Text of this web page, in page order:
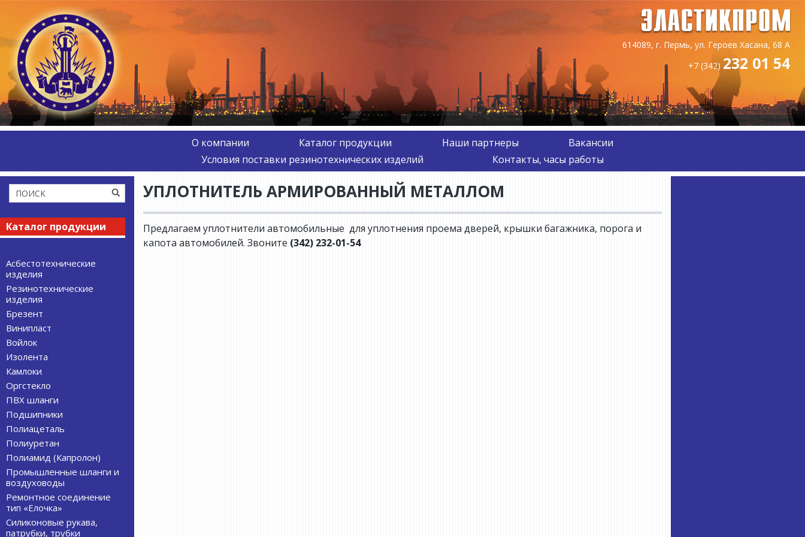
614089, г. Пермь, ул. Героев Хасана, 68 А
+7 (342) 232 01 54
О компании Каталог продукции Наши партнеры
Вакансии
Условия поставки резинотехнических изделий
Контакты, часы работы
Каталог продукции
Асбестотехнические
изделия
Резинотехнические
изделия
Брезент
Винипласт
Войлок
Изолента
Камлоки
Оргстекло
ПВХ шланги
Подшипники
Полиацеталь
Полиуретан
Полиамид (Капролон)
Промышленные шланги и
воздуховоды
Ремонтное соединение
тип «Елочка»
Силиконовые рукава,
патрубки, трубки
УПЛОТНИТЕЛЬ АРМИРОВАННЫЙ МЕТАЛЛОМ
Предлагаем уплотнители автомобильные для уплотнения проема дверей, крышки багажника, порога и
капота автомобилей. Звоните (342) 232-01-54